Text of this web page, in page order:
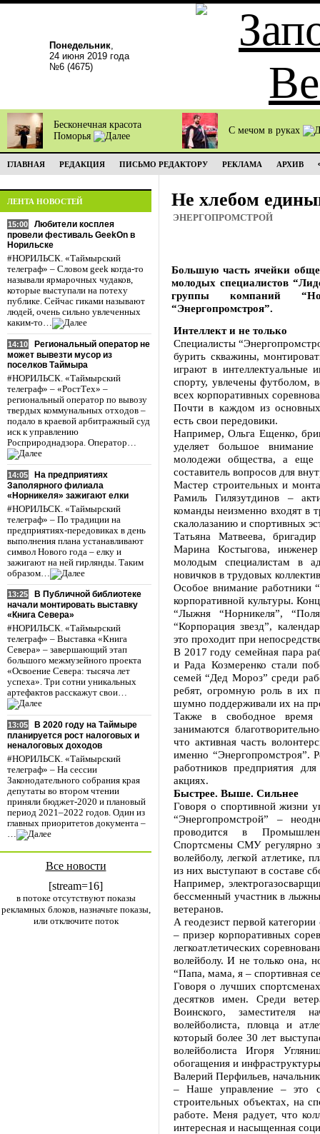
Понедельник,
24 июня 2019 года
№6 (4675)
Бесконечная красота
Поморья
С мечом в руках
ГЛАВНАЯ РЕДАКЦИЯ ПИСЬМО РЕДАКТОРУ РЕКЛАМА АРХИВ
ЛЕНТА НОВОСТЕЙ
15:00
Любители косплея
провели фестиваль GeekOn в
Норильске
#НОРИЛЬСК. «Таймырский
телеграф» – Словом geek когда-то
называли ярмарочных чудаков,
которые выступали на потеху
публике. Сейчас гиками называют
людей, очень сильно увлеченных
каким-то…
14:10
Региональный оператор не
может вывезти мусор из
поселков Таймыра
#НОРИЛЬСК. «Таймырский
телеграф» – «РостТех» –
региональный оператор по вывозу
твердых коммунальных отходов –
подало в краевой арбитражный суд
иск к управлению
Росприроднадзора. Оператор…
14:05
На предприятиях
Заполярного филиала
«Норникеля» зажигают елки
#НОРИЛЬСК. «Таймырский
телеграф» – По традиции на
предприятиях-передовиках в день
выполнения плана устанавливают
символ Нового года – елку и
зажигают на ней гирлянды. Таким
образом…
13:25
В Публичной библиотеке
начали монтировать выставку
«Книга Севера»
#НОРИЛЬСК. «Таймырский
телеграф» – Выставка «Книга
Севера» – завершающий этап
большого межмузейного проекта
«Освоение Севера: тысяча лет
успеха». Три сотни уникальных
артефактов расскажут свои…
13:05
В 2020 году на Таймыре
планируется рост налоговых и
неналоговых доходов
#НОРИЛЬСК. «Таймырский
телеграф» – На сессии
Законодательного собрания края
депутаты во втором чтении
приняли бюджет-2020 и плановый
период 2021–2022 годов. Один из
главных приоритетов документа –
…
Все новости
[stream=16]
в потоке отсутствуют показы
рекламных блоков, назначьте показы,
или отключите поток
Не хлебом
ЭНЕРГОПРОМСТРОЙ
Большую часть ячейки
молодых специалистов
группы компаний
“Энергопромстроя”.
Интеллект и не только
Специалисты
бурить скважины,
играют в
спорту, увлечены футболом,
всех корпоративных
Почти в каждом из
есть свои передовики.
Например, Ольга Ещенко,
уделяет большое внимание
молодежи общества, а
составитель вопросов для
Мастер строительных и
Рамиль Гилязутдинов –
команды неизменно входят в
скалолазанию и спортивных
Татьяна Матвеева,
Марина Костыгова,
молодым специалистам в
новичков в трудовых
Особое внимание работники
корпоративной культуры.
“Лыжня “Норникеля”,
“Корпорация звезд”,
это проходит при
В 2017 году семейная пара
и Рада Козмеренко стали
семей “Дед Мороз” среди
ребят, огромную роль в их
шумно поддерживали их на
Также в свободное время
занимаются
что активная часть
именно “Энергопромстроя”.
работников предприятия
акциях.
Быстрее. Выше. Сильнее
Говоря о спортивной жизни
“Энергопромстрой” –
проводится в
Спортсмены СМУ регулярно
волейболу, легкой атлетике,
из них выступают в составе
Например,
бессменный участник в
ветеранов.
А геодезист первой
– призер корпоративных
легкоатлетических
волейболу. И не только она,
“Папа, мама, я – спортивная
Говоря о лучших
десятков имен. Среди
Воинского, заместителя
волейболиста, пловца и
который более 30 лет
волейболиста Игоря
обогащения и
Валерий Перфильев,
– Наше управление – это
строительных объектах, на
работе. Меня радует, что
интересная и насыщенная